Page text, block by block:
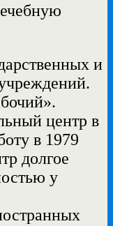
и
центр в
в 1979
долгое
у